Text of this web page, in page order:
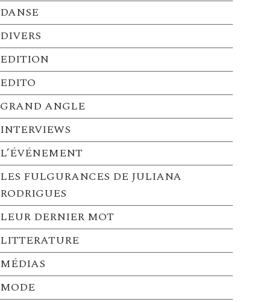
DANSE
DIVERS
EDITION
EDITO
GRAND ANGLE
INTERVIEWS
L’ÉVÉNEMENT
LES FULGURANCES DE JULIANA
RODRIGUES
LEUR DERNIER MOT
LITTERATURE
MÉDIAS
MODE